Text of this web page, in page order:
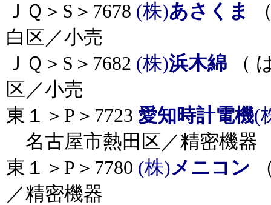
ＪＱ＞S＞7678 (株)あさくま
白区／小売
ＪＱ＞S＞7682 (株)浜木綿 （
区／小売
東１＞P＞7723 愛知時計電機(
名古屋市熱田区／精密機器
東１＞P＞7780 (株)メニコン
／精密機器